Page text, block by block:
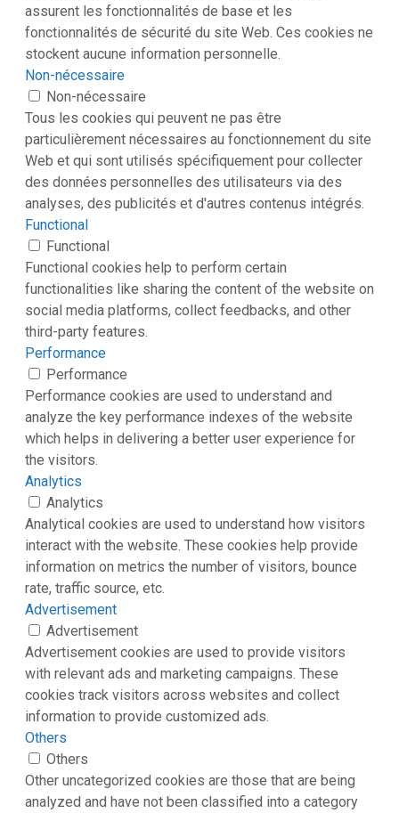
assurent les fonctionnalités de base et les
fonctionnalités de sécurité du site Web. Ces cookies ne
stockent aucune information personnelle.
Non-nécessaire
Non-nécessaire
Tous les cookies qui peuvent ne pas être
particulièrement nécessaires au fonctionnement du site
Web et qui sont utilisés spécifiquement pour collecter
des données personnelles des utilisateurs via des
analyses, des publicités et d'autres contenus intégrés.
Functional
Functional
Functional cookies help to perform certain
functionalities like sharing the content of the website on
social media platforms, collect feedbacks, and other
third-party features.
Performance
Performance
Performance cookies are used to understand and
analyze the key performance indexes of the website
which helps in delivering a better user experience for
the visitors.
Analytics
Analytics
Analytical cookies are used to understand how visitors
interact with the website. These cookies help provide
information on metrics the number of visitors, bounce
rate, traffic source, etc.
Advertisement
Advertisement
Advertisement cookies are used to provide visitors
with relevant ads and marketing campaigns. These
cookies track visitors across websites and collect
information to provide customized ads.
Others
Others
Other uncategorized cookies are those that are being
analyzed and have not been classified into a category